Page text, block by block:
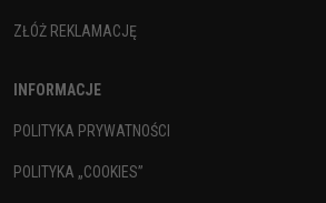
ZŁÓŻ REKLAMACJĘ
INFORMACJE
POLITYKA PRYWATNOŚCI
POLITYKA „COOKIES”